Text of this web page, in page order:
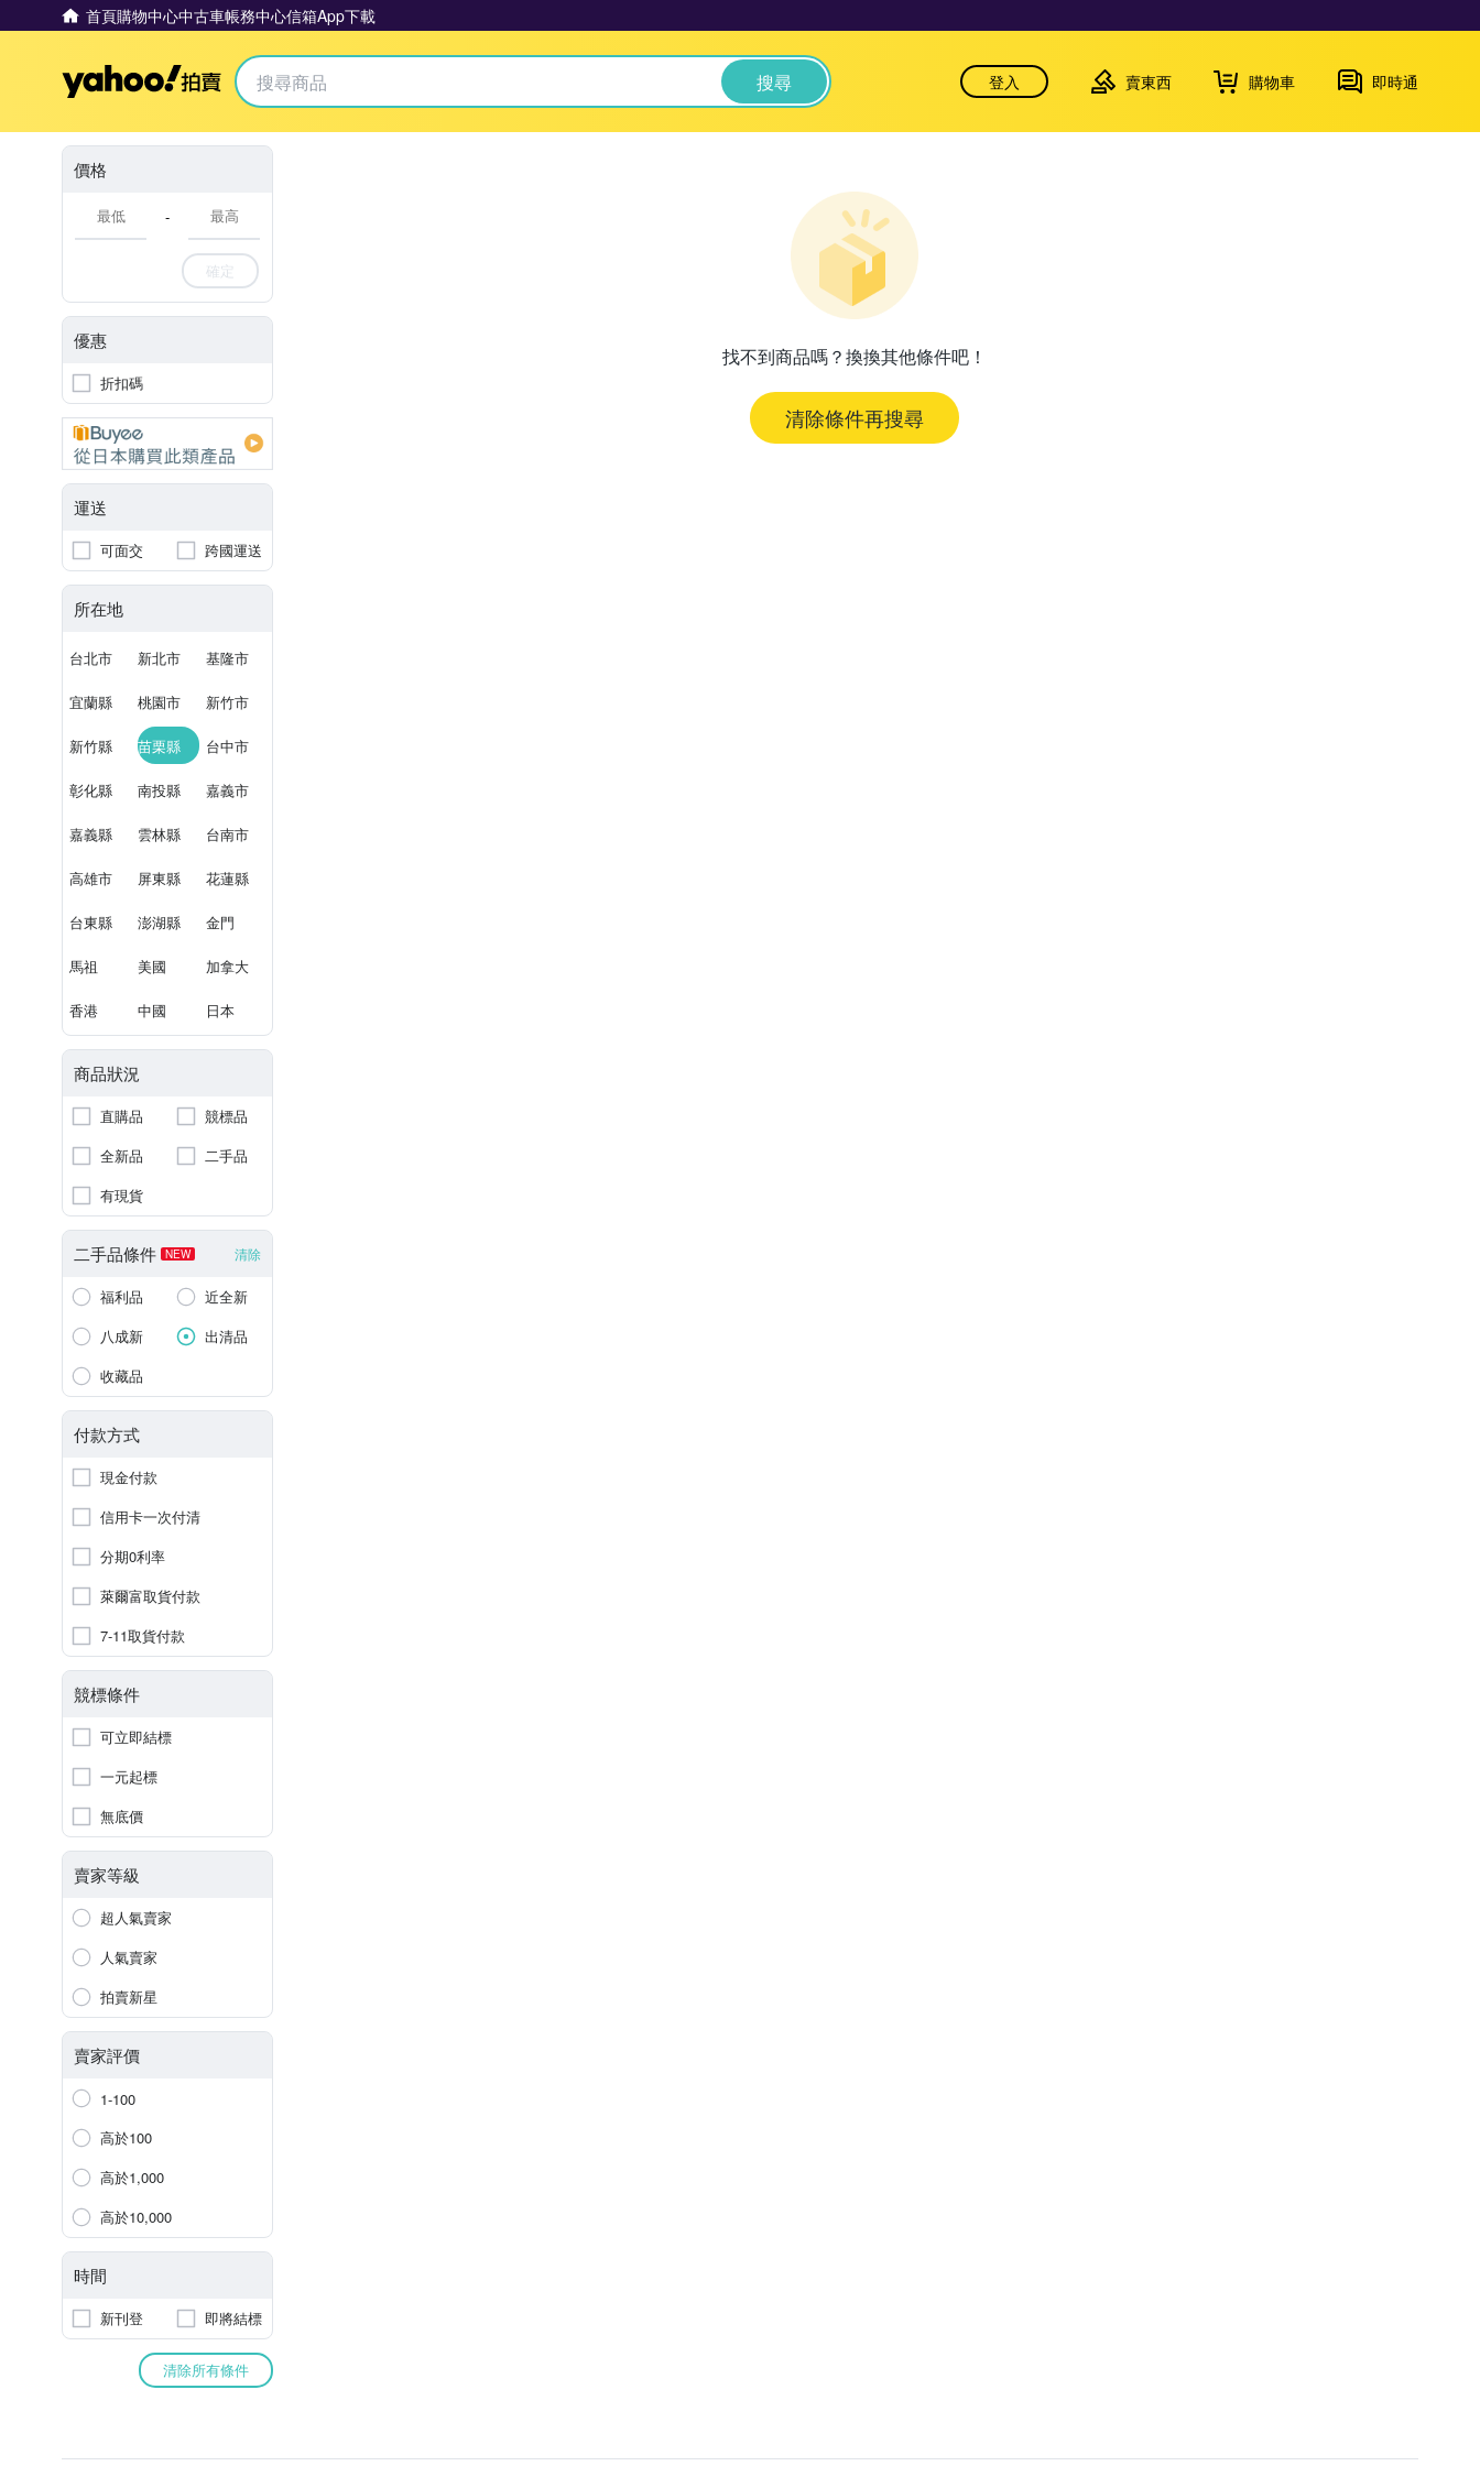
首頁購物中心中古車帳務中心信箱App下載
Yahoo拍賣 搜尋 登入 賣東西 購物車 即時通
價格
-
確定
優惠
折扣碼
運送
可面交 跨國運送
所在地
台北市 新北市 基隆市
宜蘭縣 桃園市 新竹市
新竹縣 苗栗縣 台中市
彰化縣 南投縣 嘉義市
嘉義縣 雲林縣 台南市
高雄市 屏東縣 花蓮縣
台東縣 澎湖縣 金門
馬祖 美國 加拿大
香港 中國 日本
商品狀況
直購品
競標品
全新品
二手品
有現貨
二手品條件 NEW 清除
福利品
近全新
八成新
出清品
收藏品
付款方式
現金付款
信用卡一次付清
分期0利率
萊爾富取貨付款
7-11取貨付款
競標條件
可立即結標
一元起標
無底價
賣家等級
超人氣賣家
人氣賣家
拍賣新星
賣家評價
1-100
高於100
高於1,000
高於10,000
時間
新刊登 即將結標
清除所有條件
找不到商品嗎？換換其他條件吧！
清除條件再搜尋